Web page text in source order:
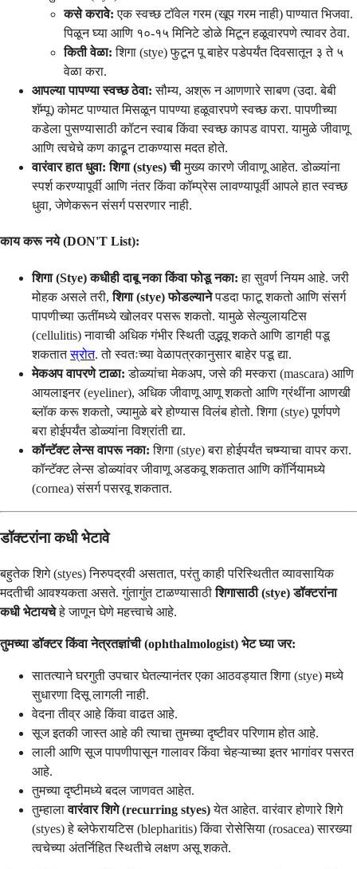
कसे करावे: एक स्वच्छ टॉवेल गरम (खूप गरम नाही) पाण्यात भिजवा.
पिळून घ्या आणि १०-१५ मिनिटे डोळे मिटून हळूवारपणे त्यावर ठेवा.
किती वेळा: शिगा (stye) फुटून पू बाहेर पडेपर्यंत दिवसातून ३ ते ५
वेळा करा.
आपल्या पापण्या स्वच्छ ठेवा: सौम्य, अश्रू न आणणारे साबण (उदा. बेबी
शॅम्पू) कोमट पाण्यात मिसळून पापण्या हळूवारपणे स्वच्छ करा. पापणीच्या
कडेला पुसण्यासाठी कॉटन स्वाब किंवा स्वच्छ कापड वापरा. यामुळे जीवाणू
आणि त्वचेचे कण काढून टाकण्यास मदत होते.
वारंवार हात धुवा: शिगा (styes) चीमुख्य कारणे जीवाणू आहेत. डोळ्यांना
स्पर्श करण्यापूर्वी आणि नंतर किंवा कॉम्प्रेस लावण्यापूर्वी आपले हात स्वच्छ
धुवा, जेणेकरून संसर्ग पसरणार नाही.
काय करू नये (DON'T List):
शिगा (Stye) कधीही दाबू नका किंवा फोडू नका: हा सुवर्ण नियम आहे. जरी
मोहक असले तरी,शिगा (stye) फोडल्यानेपडदा फाटू शकतो आणि संसर्ग
पापणीच्या ऊतींमध्ये खोलवर पसरू शकतो. यामुळे सेल्युलायटिस
(cellulitis) नावाची अधिक गंभीर स्थिती उद्भवू शकते आणि डागही पडू
शकतातस्रोत. तो स्वतःच्या वेळापत्रकानुसार बाहेर पडू द्या.
मेकअप वापरणे टाळा: डोळ्यांचा मेकअप, जसे की मस्करा (mascara) आणि
आयलाइनर (eyeliner), अधिक जीवाणू आणू शकतो आणि ग्रंथींना आणखी
ब्लॉक करू शकतो, ज्यामुळे बरे होण्यास विलंब होतो. शिगा (stye) पूर्णपणे
बरा होईपर्यंत डोळ्यांना विश्रांती द्या.
कॉन्टॅक्ट लेन्स वापरू नका: शिगा (stye) बरा होईपर्यंत चष्म्याचा वापर करा.
कॉन्टॅक्ट लेन्स डोळ्यांवर जीवाणू अडकवू शकतात आणि कॉर्नियामध्ये
(cornea) संसर्ग पसरवू शकतात.
डॉक्टरांना कधी भेटावे
बहुतेक शिगे (styes) निरुपद्रवी असतात, परंतु काही परिस्थितीत व्यावसायिक
मदतीची आवश्यकता असते. गुंतागुंत टाळण्यासाठीशिगासाठी (stye) डॉक्टरांना
कधी भेटायचेहे जाणून घेणे महत्त्वाचे आहे.
तुमच्या डॉक्टर किंवा नेत्रतज्ञांची (ophthalmologist) भेट घ्या जर:
सातत्याने घरगुती उपचार घेतल्यानंतर एका आठवड्यात शिगा (stye) मध्ये
सुधारणा दिसू लागली नाही.
वेदना तीव्र आहे किंवा वाढत आहे.
सूज इतकी जास्त आहे की त्याचा तुमच्या दृष्टीवर परिणाम होत आहे.
लाली आणि सूज पापणीपासून गालावर किंवा चेहऱ्याच्या इतर भागांवर पसरत
आहे.
तुमच्या दृष्टीमध्ये बदल जाणवत आहेत.
तुम्हालावारंवार शिगे (recurring styes)येत आहेत. वारंवार होणारे शिगे
(styes) हे ब्लेफेरायटिस (blepharitis) किंवा रोसेसिया (rosacea) सारख्या
त्वचेच्या अंतर्निहित स्थितीचे लक्षण असू शकते.